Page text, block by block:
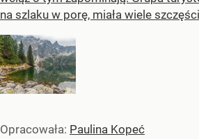
na szlaku w porę, miała wiele
Opracowała: Paulina Kopeć